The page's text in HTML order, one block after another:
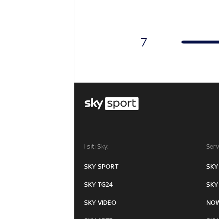
7
I siti Sky:
SKY SPORT
SKY TG24
SKY VIDEO